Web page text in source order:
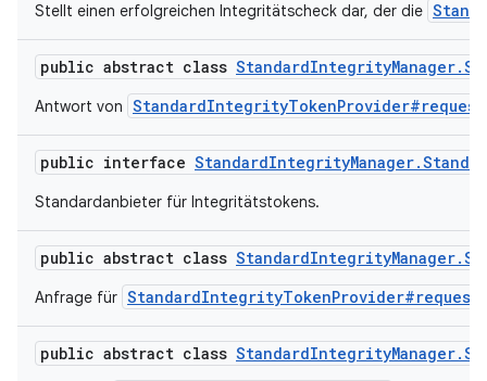
Stellt einen erfolgreichen Integritätscheck dar, der die
public abstract class
Antwort von
public interface
Standardanbieter für Integritätstokens.
public abstract class
Anfrage für
public abstract class